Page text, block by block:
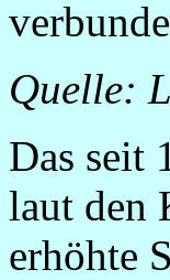
Quelle:
Das seit
laut den
erhöhte